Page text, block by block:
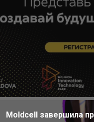
Moldcell завершила